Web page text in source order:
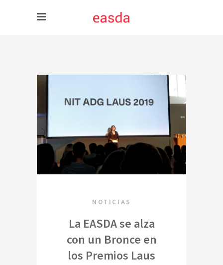
NOTICIAS
La EASDA se alza
con un Bronce en
los Premios Laus